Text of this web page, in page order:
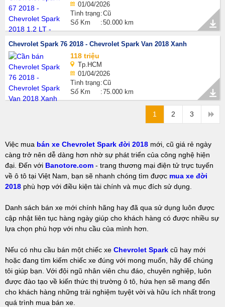
01/04/2026
Tình trạng Cũ
Số Km
50.000 km
Chevrolet Spark 76 2018 - Chevrolet Spark Van 2018 Xanh
118 triệu
Tp.HCM
01/04/2026
Tình trạng Cũ
Số Km
75.000 km
1 2 3
Việc mua bán xe Chevrolet Spark đời 2018 mới, cũ giá rẻ ngày
càng trở nên dễ dàng hơn nhờ sự phát triển của công nghệ hiện
đại. Đến với Banotore.com - trang thương mại điện tử trực tuyến
về ô tô tại Việt Nam, bạn sẽ nhanh chóng tìm được mua xe đời
2018 phù hợp với điều kiện tài chính và mục đích sử dụng.
Danh sách bán xe mới chính hãng hay đã qua sử dụng luôn được
cập nhật liên tục hàng ngày giúp cho khách hàng có được nhiều sự
lựa chọn phù hợp với nhu cầu của mình hơn.
Nếu có nhu cầu bán một chiếc xe Chevrolet Spark cũ hay mới
hoặc đang tìm kiếm chiếc xe đúng với mong muốn, hãy để chúng
tôi giúp bạn. Với đội ngũ nhân viên chu đáo, chuyên nghiệp, luôn
được đào tạo về kiến thức thị trường ô tô, hứa hẹn sẽ mang đến
cho khách hàng những trải nghiệm tuyệt vời và hữu ích nhất trong
quá trình mua bán xe.